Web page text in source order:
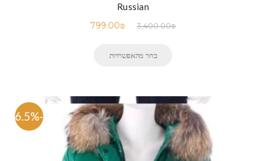
Russian
3,400.00₪
799.00₪
בחר מהאפשרויות
-76.5%